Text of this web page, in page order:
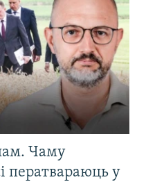
Чаму
ператвараюць у